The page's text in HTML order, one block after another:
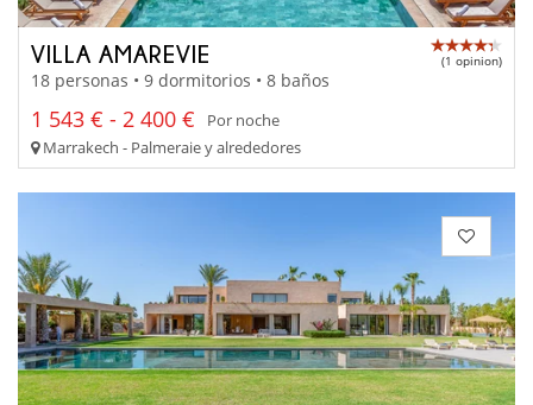
VILLA AMAREVIE (1 opinion)
18 personas • 9 dormitorios • 8 baños
1 543 € - 2 400 €
Por noche
Marrakech - Palmeraie y alrededores